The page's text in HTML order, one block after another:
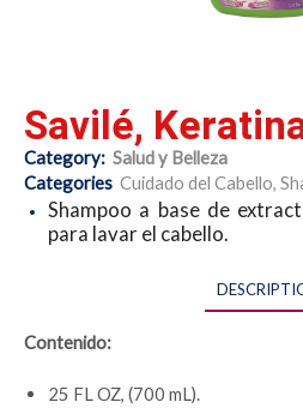
Savilé,
Category: Salud y Belleza
Categories Cuidado del Cabello,
Shampoo a base de
para lavar el cabello.
Contenido:
25 FL OZ, (700 mL).